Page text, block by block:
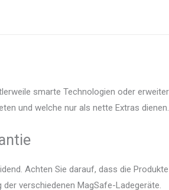
smarte Technologien oder
und welche nur als nette Extras dienen.
Achten Sie darauf, dass die
verschiedenen MagSafe-Ladegeräte.